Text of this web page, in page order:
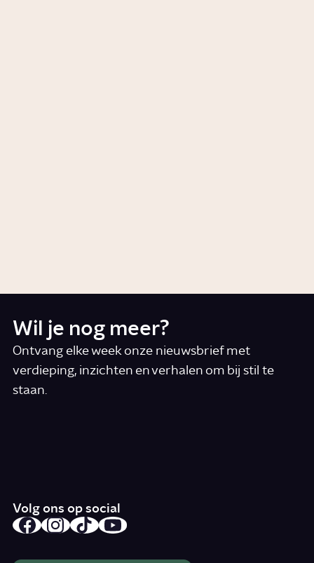
Wil je nog meer?
Ontvang elke week onze nieuwsbrief met
verdieping, inzichten en verhalen om bij stil te
staan.
Volg ons op social